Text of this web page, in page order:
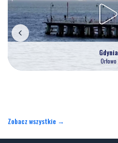
Gdynia
Orłowo
Zobacz wszystkie →